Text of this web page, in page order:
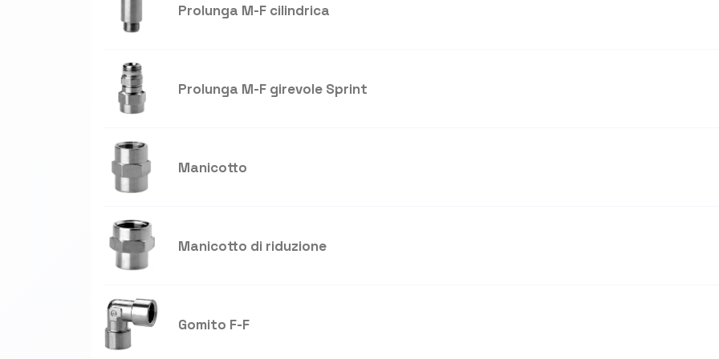
Prolunga M-F cilindrica
Prolunga M-F girevole Sprint
Manicotto
Manicotto di riduzione
Gomito F-F